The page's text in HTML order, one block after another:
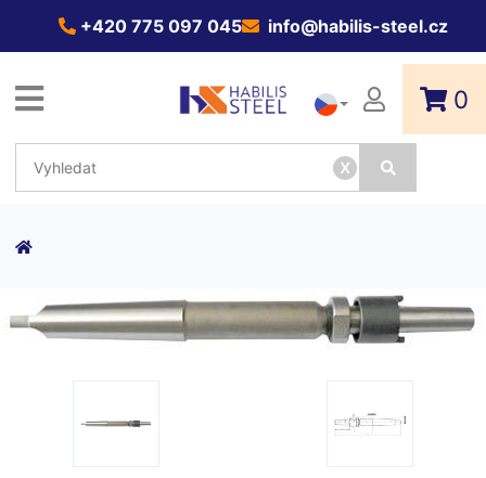
+420 775 097 045 info@habilis-steel.cz
x
0